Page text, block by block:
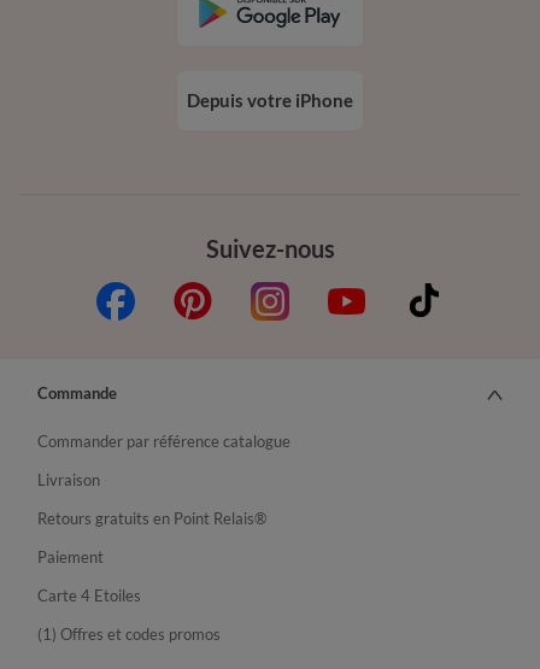
Suivez-nous
Depuis votre iPhone
Commande
Commander par référence catalogue
Livraison
Retours gratuits en Point Relais®
Paiement
Carte 4 Etoiles
(1) Offres et codes promos